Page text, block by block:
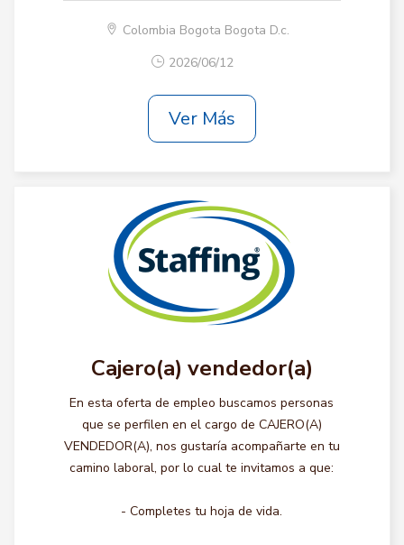
Colombia Bogota Bogota D.c.
2026/06/12
Ver Más
Cajero(a) vendedor(a)
En esta oferta de empleo buscamos personas
que se perfilen en el cargo de CAJERO(A)
VENDEDOR(A), nos gustaría acompañarte en tu
camino laboral, por lo cual te invitamos a que:
- Completes tu hoja de vida.